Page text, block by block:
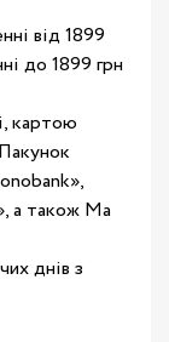
від 1899
до 1899 грн
картою
а також Ма
днів з